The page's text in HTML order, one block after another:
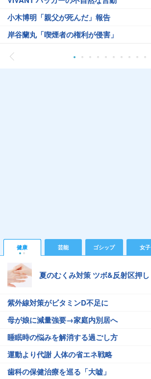
小木博明「親父が死んだ」報告
岸谷蘭丸「喫煙者の権利が侵害」
健康 芸能 ゴシップ 女子
夏のむくみ対策 ツボ&反射区押し
紫外線対策がビタミンD不足に
母が娘に減量強要→家庭内別居へ
睡眠時の悩みを解消する過ごし方
運動より代謝 人体の省エネ戦略
歯科の保健治療を巡る「大嘘」